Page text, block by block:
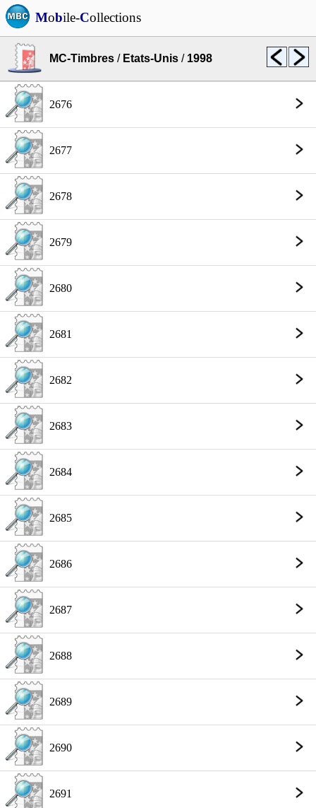
Mobile-Collections
MC-Timbres / Etats-Unis / 1998
2676
2677
2678
2679
2680
2681
2682
2683
2684
2685
2686
2687
2688
2689
2690
2691